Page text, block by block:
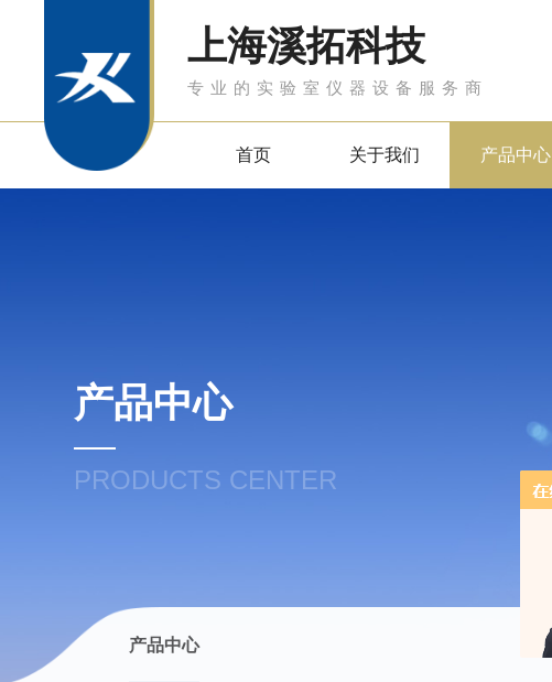
上海溪拓科技
专业的实验室仪器设备服务商
首页 关于我们 产品中心
产品中心
PRODUCTS CENTER
产品中心